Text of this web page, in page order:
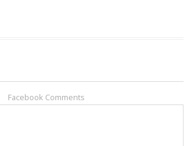
Facebook Comments